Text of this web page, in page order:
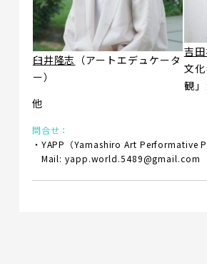
臼井隆志 （アートエデュケータ
ー）
吉
文
観」
他
問合せ：
・YAPP（Yamashiro Art Performative
Mail: yapp.world.5489@gmail.com